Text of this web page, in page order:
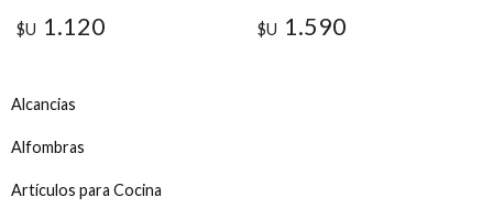
Alcancias
Alfombras
Artículos para Cocina
$U 1.120 $U 1.590